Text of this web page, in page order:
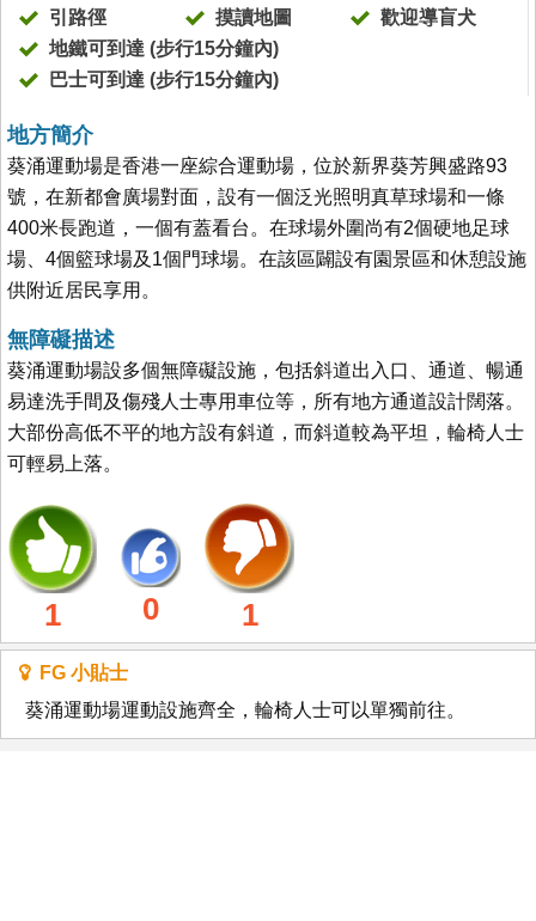
引路徑 摸讀地圖
歡迎導盲犬
地鐵可到達 (步行15分鐘內)
巴士可到達 (步行15分鐘內)
地方簡介
葵涌運動場是香港一座綜合運動場，位於新界葵芳興盛路93
號，在新都會廣場對面，設有一個泛光照明真草球場和一條
400米長跑道，一個有蓋看台。在球場外圍尚有2個硬地足球
場、4個籃球場及1個門球場。在該區闢設有園景區和休憩設施
供附近居民享用。
無障礙描述
葵涌運動場設多個無障礙設施，包括斜道出入口、通道、暢通
易達洗手間及傷殘人士專用車位等，所有地方通道設計闊落。
大部份高低不平的地方設有斜道，而斜道較為平坦，輪椅人士
可輕易上落。
1 0 1
FG 小貼士
葵涌運動場運動設施齊全，輪椅人士可以單獨前往。